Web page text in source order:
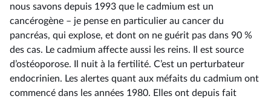
nous savons depuis 1993 que le cadmium est un
cancérogène –⁠ je pense en particulier au cancer du
pancréas, qui explose, et dont on ne guérit pas dans 90 %
des cas. Le cadmium affecte aussi les reins. Il est source
d’ostéoporose. Il nuit à la fertilité. C’est un perturbateur
endocrinien. Les alertes quant aux méfaits du cadmium ont
commencé dans les années 1980. Elles ont depuis fait